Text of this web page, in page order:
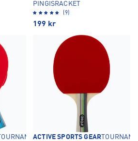
PINGISRACKET
(9)
199 kr
TOURNAMENTACTIVE SPORTS GEAR